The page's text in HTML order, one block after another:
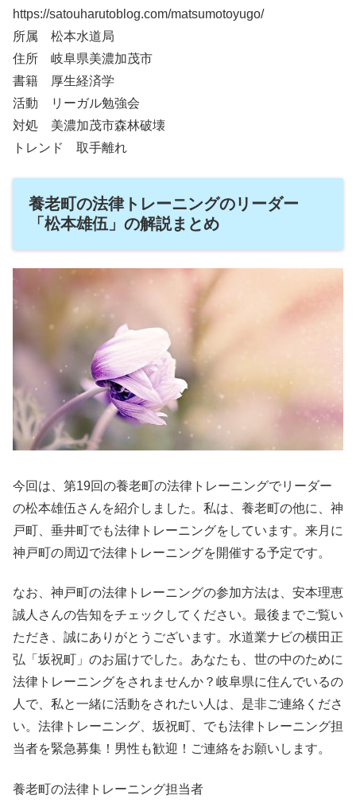
https://satouharutoblog.com/matsumotoyugo/
所属 松本水道局
住所 岐阜県美濃加茂市
書籍 厚生経済学
活動 リーガル勉強会
対処 美濃加茂市森林破壊
トレンド 取手離れ
養老町の法律トレーニングのリーダー
「松本雄伍」の解説まとめ
今回は、第19回の養老町の法律トレーニングでリーダー
の松本雄伍さんを紹介しました。私は、養老町の他に、神
戸町、垂井町でも法律トレーニングをしています。来月に
神戸町の周辺で法律トレーニングを開催する予定です。
なお、神戸町の法律トレーニングの参加方法は、安本理恵
誠人さんの告知をチェックしてください。最後までご覧い
ただき、誠にありがとうございます。水道業ナビの横田正
弘「坂祝町」のお届けでした。あなたも、世の中のために
法律トレーニングをされませんか？岐阜県に住んでいるの
人で、私と一緒に活動をされたい人は、是非ご連絡くださ
い。法律トレーニング、坂祝町、でも法律トレーニング担
当者を緊急募集！男性も歓迎！ご連絡をお願いします。
養老町の法律トレーニング担当者